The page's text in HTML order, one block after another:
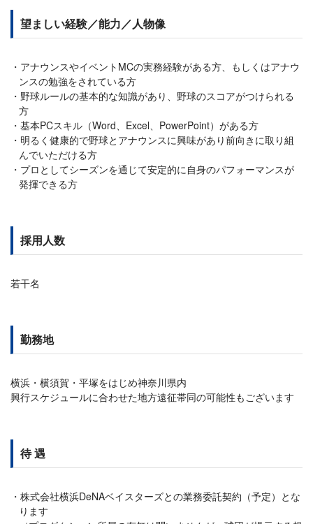
望ましい経験／能力／人物像
アナウンスやイベントMCの実務経験がある方、もしくはアナウ
ンスの勉強をされている方
野球ルールの基本的な知識があり、野球のスコアがつけられる
方
基本PCスキル（Word、Excel、PowerPoint）がある方
明るく健康的で野球とアナウンスに興味があり前向きに取り組
んでいただける方
プロとしてシーズンを通じて安定的に自身のパフォーマンスが
発揮できる方
採用人数
若干名
勤務地
横浜・横須賀・平塚をはじめ神奈川県内
興行スケジュールに合わせた地方遠征帯同の可能性もございます
待 遇
株式会社横浜DeNAベイスターズとの業務委託契約（予定）とな
ります